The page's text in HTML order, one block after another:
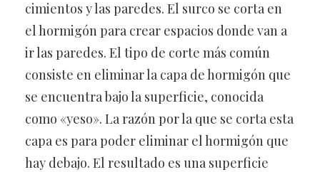
cimientos y las paredes. El surco se corta en
el hormigón para crear espacios donde van a
ir las paredes. El tipo de corte más común
consiste en eliminar la capa de hormigón que
se encuentra bajo la superficie, conocida
como «yeso». La razón por la que se corta esta
capa es para poder eliminar el hormigón que
hay debajo. El resultado es una superficie